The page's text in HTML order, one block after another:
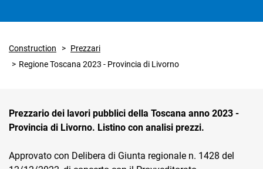
Construction
Prezzari
Regione Toscana 2023 - Provincia di Livorno
Prezzario dei lavori pubblici della Toscana anno 2023 -
Provincia di Livorno. Listino con analisi prezzi.
Approvato con Delibera di Giunta regionale n. 1428 del